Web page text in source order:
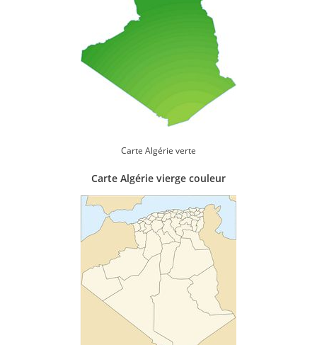
Carte Algérie verte
Carte Algérie vierge couleur